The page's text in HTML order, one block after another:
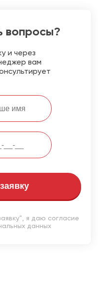
вопросы?
и через
вам
я даю согласие
данных